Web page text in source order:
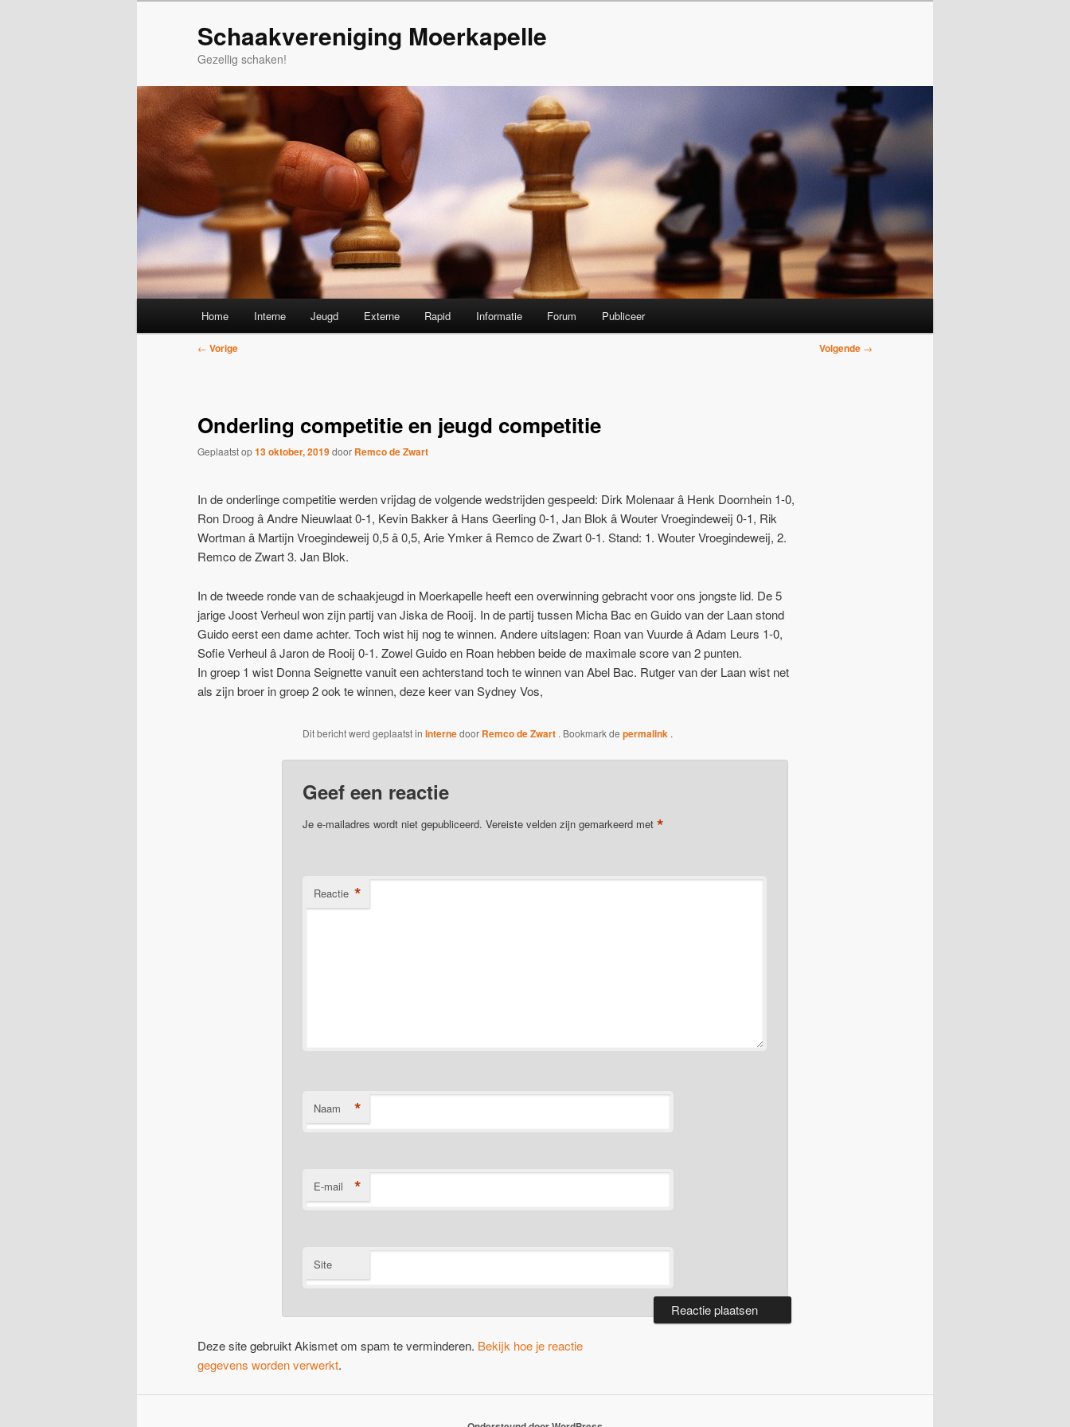
Schaakvereniging Moerkapelle
Gezellig schaken!
Home Interne Jeugd Externe Rapid Informatie Forum Publiceer
Bericht
← Vorige Volgende →
Onderling competitie en jeugd competitie
Geplaatst op13 oktober, 2019door Remco de Zwart
In de onderlinge competitie werden vrijdag de volgende wedstrijden gespeeld: Dirk Molenaar â Henk Doornhein 1-0,
Ron Droog â Andre Nieuwlaat 0-1, Kevin Bakker â Hans Geerling 0-1, Jan Blok â Wouter Vroegindeweij 0-1, Rik
Wortman â Martijn Vroegindeweij 0,5 â 0,5, Arie Ymker â Remco de Zwart 0-1. Stand: 1. Wouter Vroegindeweij, 2.
Remco de Zwart 3. Jan Blok.
In de tweede ronde van de schaakjeugd in Moerkapelle heeft een overwinning gebracht voor ons jongste lid. De 5
jarige Joost Verheul won zijn partij van Jiska de Rooij. In de partij tussen Micha Bac en Guido van der Laan stond
Guido eerst een dame achter. Toch wist hij nog te winnen. Andere uitslagen: Roan van Vuurde â Adam Leurs 1-0,
Sofie Verheul â Jaron de Rooij 0-1. Zowel Guido en Roan hebben beide de maximale score van 2 punten.
In groep 1 wist Donna Seignette vanuit een achterstand toch te winnen van Abel Bac. Rutger van der Laan wist net
als zijn broer in groep 2 ook te winnen, deze keer van Sydney Vos,
Dit bericht werd geplaatst in Internedoor Remco de Zwart . Bookmark de permalink .
Geef een reactie
Je e-mailadres wordt niet gepubliceerd. Vereiste velden zijn gemarkeerd met *
Reactie *
Naam *
E-mail *
Site
Deze site gebruikt Akismet om spam te verminderen. Bekijk hoe je reactie
gegevens worden verwerkt.